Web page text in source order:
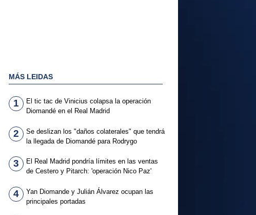
MÁS LEIDAS
1
El tic tac de Vinicius colapsa la operación
Diomandé en el Real Madrid
2
Se deslizan los "daños colaterales" que tendrá
la llegada de Diomandé para Rodrygo
3
El Real Madrid pondría límites en las ventas
de Cestero y Pitarch: 'operación Nico Paz'
4
Yan Diomande y Julián Álvarez ocupan las
principales portadas